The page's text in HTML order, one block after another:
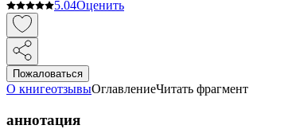
5.04Оценить
Пожаловаться
О книгеотзывыОглавлениеЧитать фрагмент
аннотация